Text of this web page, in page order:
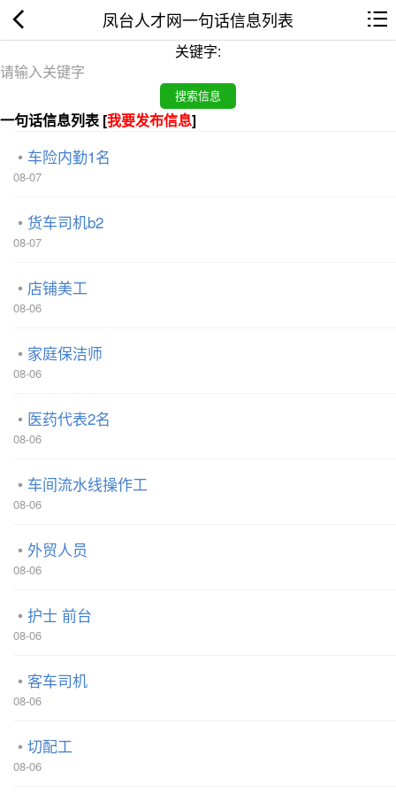
凤台人才网一句话信息列表
关键字:
一句话信息列表 [我要发布信息]
车险内勤1名
08-07
货车司机b2
08-07
店铺美工
08-06
家庭保洁师
08-06
医药代表2名
08-06
车间流水线操作工
08-06
外贸人员
08-06
护士 前台
08-06
客车司机
08-06
切配工
08-06